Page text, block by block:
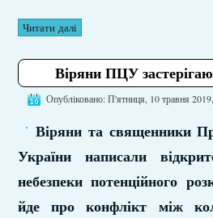
Читати далі
Віряни ПЦУ
Опубліковано: П'ятниця, 10 травня
Віряни та священники
України написали
небезпеки потенційного
йде про конфлікт між